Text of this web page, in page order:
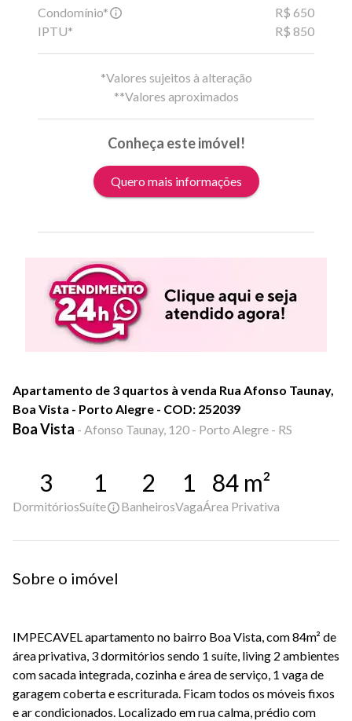
Condomínio*
R$ 650
IPTU*
R$ 850
*Valores sujeitos à alteração
**Valores aproximados
Conheça este imóvel!
Quero mais informações
Apartamento de 3 quartos à venda Rua Afonso Taunay,
Boa Vista - Porto Alegre - COD: 252039
Boa Vista - Afonso Taunay, 120 - Porto Alegre - RS
3
Dormitórios
1
Suíte
2
Banheiros
1
Vaga
84 m²
Área Privativa
Sobre o imóvel
IMPECAVEL apartamento no bairro Boa Vista, com 84m² de
área privativa, 3 dormitórios sendo 1 suíte, living 2 ambientes
com sacada integrada, cozinha e área de serviço, 1 vaga de
garagem coberta e escriturada. Ficam todos os móveis fixos
e ar condicionados. Localizado em rua calma, prédio com